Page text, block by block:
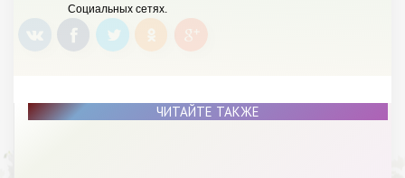
Социальных сетях.
ЧИТАЙТЕ ТАКЖЕ